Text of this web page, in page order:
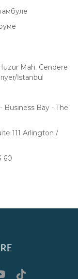
Mah. Cendere
İstanbul
Business Bay - The
111 Arlington /
60